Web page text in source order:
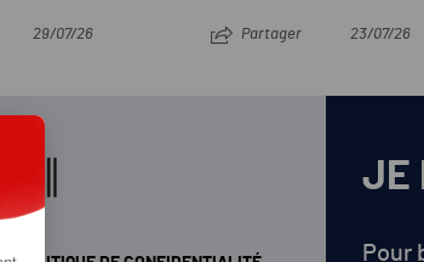
29/07/26 Partager 23/07/26
JE
Pour